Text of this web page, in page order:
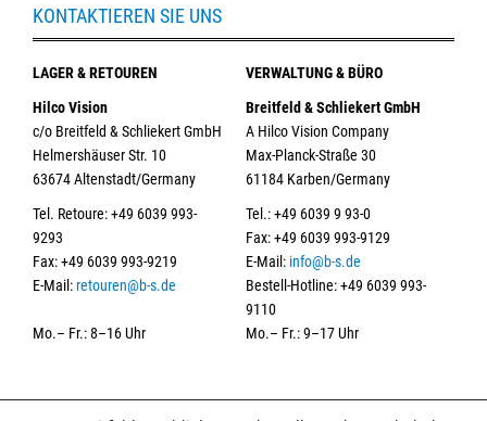
KONTAKTIEREN SIE UNS
LAGER & RETOUREN
Hilco Vision
c/o Breitfeld & Schliekert GmbH
Helmershäuser Str. 10
63674 Altenstadt/Germany
Tel. Retoure: +49 6039 993-
9293
Fax: +49 6039 993-9219
E-Mail:retouren@b-s.de
Mo.– Fr.: 8–16 Uhr
VERWALTUNG & BÜRO
Breitfeld & Schliekert GmbH
A Hilco Vision Company
Max-Planck-Straße 30
61184 Karben/Germany
Tel.: +49 6039 9 93-0
Fax: +49 6039 993-9129
E-Mail: info@b-s.de
Bestell-Hotline: +49 6039 993-
9110
Mo.– Fr.: 9–17 Uhr